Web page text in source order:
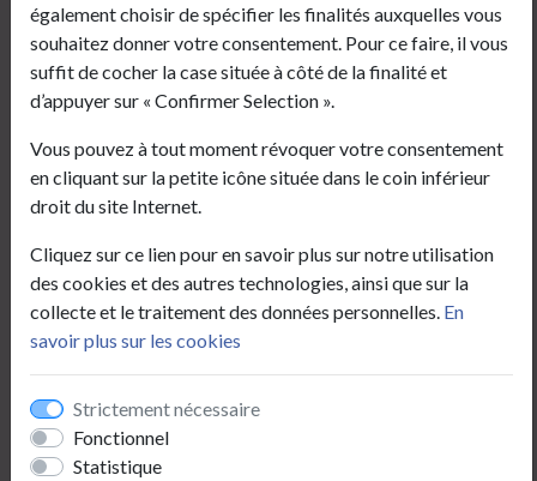
également choisir de spécifier les finalités auxquelles vous
souhaitez donner votre consentement. Pour ce faire, il vous
suffit de cocher la case située à côté de la finalité et
d’appuyer sur « Confirmer Selection ».
Vous pouvez à tout moment révoquer votre consentement
en cliquant sur la petite icône située dans le coin inférieur
droit du site Internet.
Cliquez sur ce lien pour en savoir plus sur notre utilisation
des cookies et des autres technologies, ainsi que sur la
collecte et le traitement des données personnelles. En
savoir plus sur les cookies
Strictement nécessaire
Fonctionnel
Statistique
Horaires
Horaires du secrétariat de mairie (état civil,
urbanisme, location de salles…)
Horaires du service cartes d’identité/passeports
- Lundi, mardi, jeudi et vendredi de 13h15 à 16h45
- Tél :03 23 60 31 24
Horaires de l’agence postale communale
- Du lundi au vendredi de 8h45 à 11h15
- Le samedi de 10h à 11h45